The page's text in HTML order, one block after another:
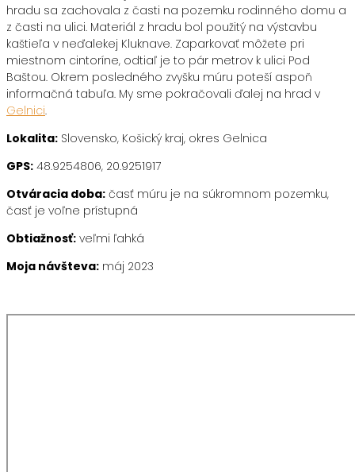
hradu sa zachovala z časti na pozemku rodinného domu a
z časti na ulici. Materiál z hradu bol použitý na výstavbu
kaštieľa v neďalekej Kluknave. Zaparkovať môžete pri
miestnom cintoríne, odtiaľ je to pár metrov k ulici Pod
Baštou. Okrem posledného zvyšku múru poteší aspoň
informačná tabuľa. My sme pokračovali ďalej na hrad v
Gelnici.
Lokalita: Slovensko, Košický kraj, okres Gelnica
GPS: 48.9254806, 20.9251917
Otváracia doba: časť múru je na súkromnom pozemku,
časť je voľne prístupná
Obtiažnosť: veľmi ľahká
Moja návšteva: máj 2023